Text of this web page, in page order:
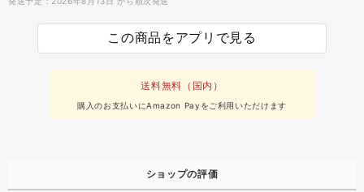
この商品をアプリで見る
送料無料（国内）
購入のお支払いにAmazon Payをご利用いただけます
ショップの評価